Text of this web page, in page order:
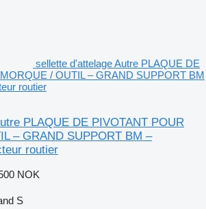
sellette d'attelage Autre PLAQUE DE
/ OUTIL – GRAND SUPPORT BM
routier
PLAQUE DE PIVOTANT POUR
– GRAND SUPPORT BM –
routier
NOK
S